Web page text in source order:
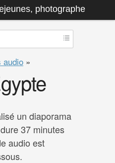
photographe
audio »
un diaporama
37 minutes
audio est